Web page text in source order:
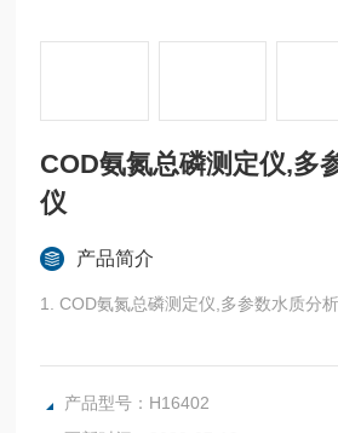
COD氨氮总磷测定仪,多
仪
产品简介
1. COD氨氮总磷测定仪,多参数水质分
H16402术标
1. 测量范围：
产品型号：H16402